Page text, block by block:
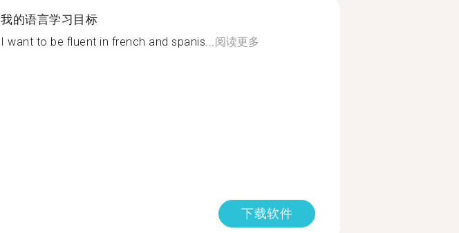
我的语言学习目标
I want to be fluent in french and spanis...阅读更多
下载软件